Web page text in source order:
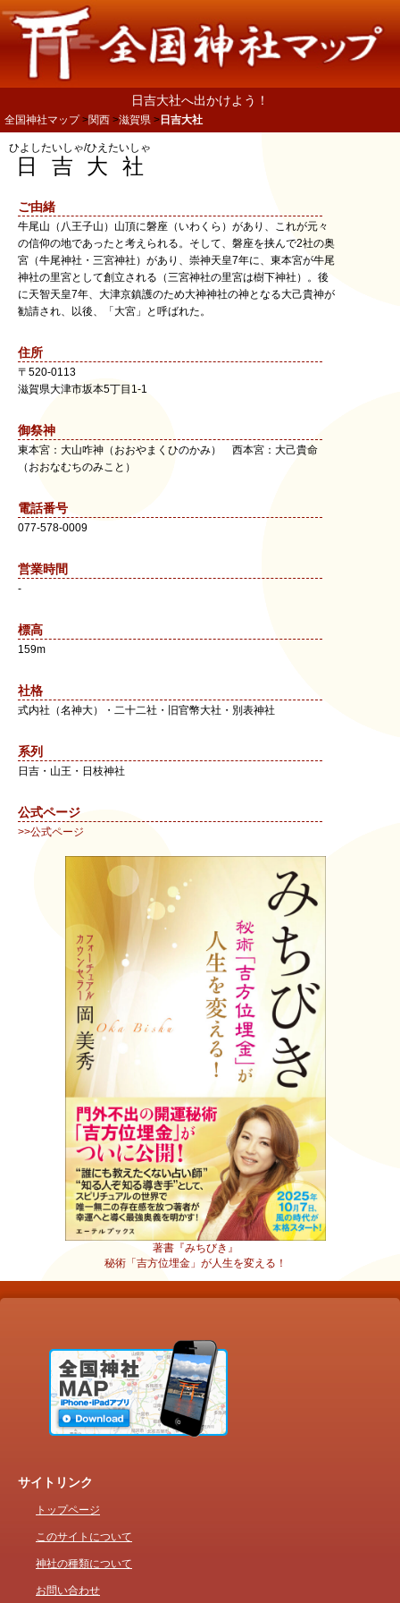
日吉大社へ出かけよう！
全国神社マップ 関西 滋賀県 日吉大社
日吉大社
ひよしたいしゃ/ひえたいしゃ
ご由緒
牛尾山（八王子山）山頂に磐座（いわくら）があり、これが元々
の信仰の地であったと考えられる。そして、磐座を挟んで2社の奥
宮（牛尾神社・三宮神社）があり、崇神天皇7年に、東本宮が牛尾
神社の里宮として創立される（三宮神社の里宮は樹下神社）。後
に天智天皇7年、大津京鎮護のため大神神社の神となる大己貴神が
勧請され、以後、「大宮」と呼ばれた。
住所
〒 520-0113
滋賀県大津市坂本5丁目1-1
御祭神
東本宮：大山咋神（おおやまくひのかみ） 西本宮：大己貴命
（おおなむちのみこと）
電話番号
077-578-0009
営業時間
-
標高
159m
社格
式内社（名神大）・二十二社・旧官幣大社・別表神社
系列
日吉・山王・日枝神社
公式ページ
>>公式ページ
著書『みちびき』
秘術「吉方位埋金」が人生を変える！
サイトリンク
トップページ
このサイトについて
神社の種類について
お問い合わせ